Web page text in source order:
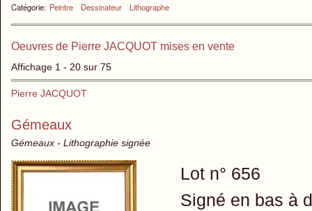
Catégorie: Peintre Dessinateur Lithographe
Oeuvres de Pierre JACQUOT mises en vente
Affichage 1 - 20 sur 75
Pierre JACQUOT
Gémeaux
Gémeaux - Lithographie signée
Lot n° 656
Signé en bas à